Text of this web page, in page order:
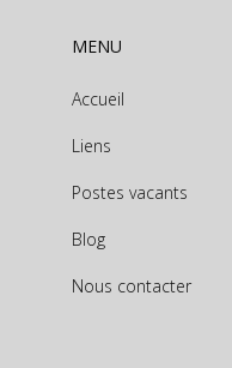
MENU
Accueil
Liens
Postes vacants
Blog
Nous contacter